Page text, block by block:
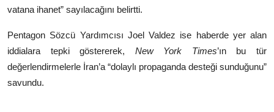
vatana ihanet” sayılacağını belirtti.
Pentagon Sözcü Yardımcısı Joel Valdez ise haberde yer alan
iddialara tepki göstererek, New York Times’ın bu tür
değerlendirmelerle İran’a “dolaylı propaganda desteği sunduğunu”
savundu.